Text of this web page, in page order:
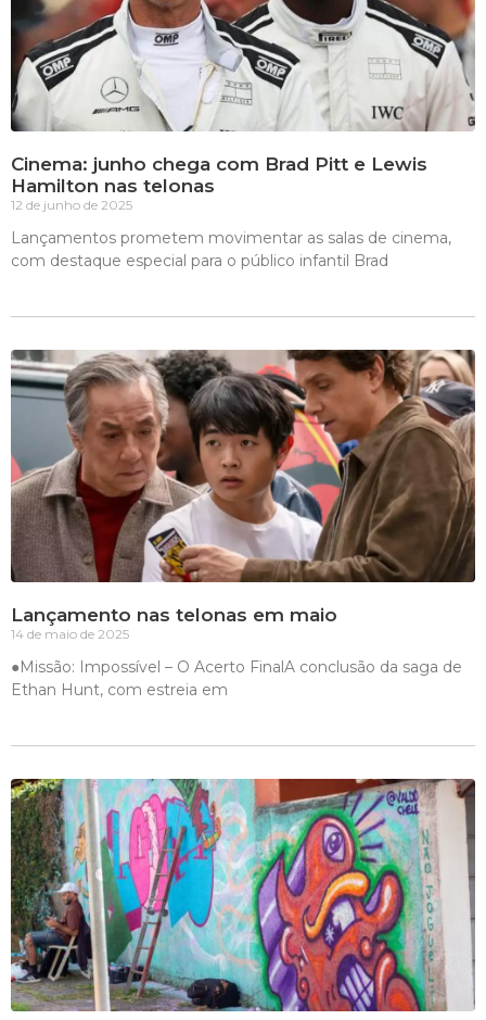
Cinema: junho chega com Brad Pitt e Lewis
Hamilton nas telonas
12 de junho de 2025
Lançamentos prometem movimentar as salas de cinema,
com destaque especial para o público infantil Brad
Lançamento nas telonas em maio
14 de maio de 2025
●Missão: Impossível – O Acerto FinalA conclusão da saga de
Ethan Hunt, com estreia em